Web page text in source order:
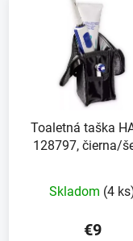
Toaletná taška
128797, čierna/
Skladom (4
€9